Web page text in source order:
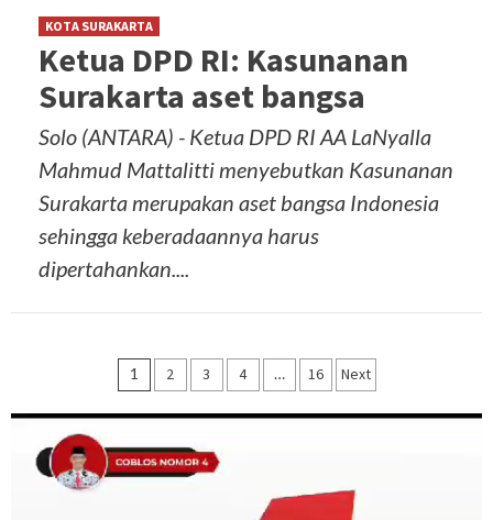
KOTA SURAKARTA
Ketua DPD RI: Kasunanan
Surakarta aset bangsa
Solo (ANTARA) - Ketua DPD RI AA LaNyalla
Mahmud Mattalitti menyebutkan Kasunanan
Surakarta merupakan aset bangsa Indonesia
sehingga keberadaannya harus
dipertahankan....
Posts
navigation
1 2 3 4 … 16 Next